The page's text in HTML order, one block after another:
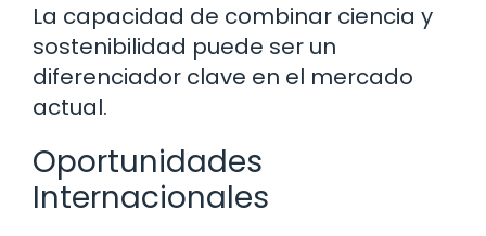
La capacidad de combinar ciencia y
sostenibilidad puede ser un
diferenciador clave en el mercado
actual.
Oportunidades
Internacionales